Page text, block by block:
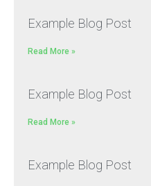
Example Blog Post
Read More »
Example Blog Post
Read More »
Example Blog Post